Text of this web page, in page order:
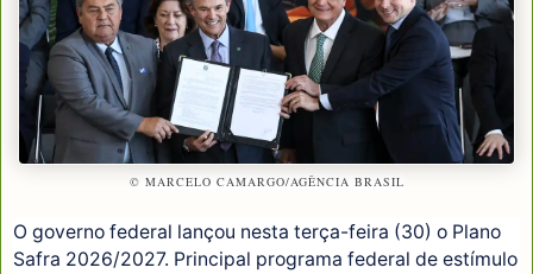
© MARCELO CAMARGO/AGÊNCIA BRASIL
O governo federal lançou nesta terça-feira (30) o Plano
Safra 2026/2027. Principal programa federal de estímulo